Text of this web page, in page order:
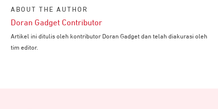
ABOUT THE AUTHOR
Doran Gadget Contributor
Artikel ini ditulis oleh kontributor Doran Gadget dan telah diakurasi oleh
tim editor.